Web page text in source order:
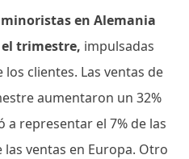
en Alemania
trimestre, impulsadas
clientes. Las ventas de
aumentaron un 32%
a representar el 7% de las
las ventas en Europa. Otro